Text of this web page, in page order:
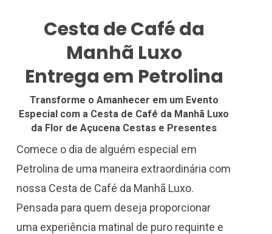
Cesta de Café da
Manhã Luxo
Entrega em Petrolina
Transforme o Amanhecer em um Evento
Especial com a Cesta de Café da Manhã Luxo
da Flor de Açucena Cestas e Presentes
Comece o dia de alguém especial em
Petrolina de uma maneira extraordinária com
nossa Cesta de Café da Manhã Luxo.
Pensada para quem deseja proporcionar
uma experiência matinal de puro requinte e